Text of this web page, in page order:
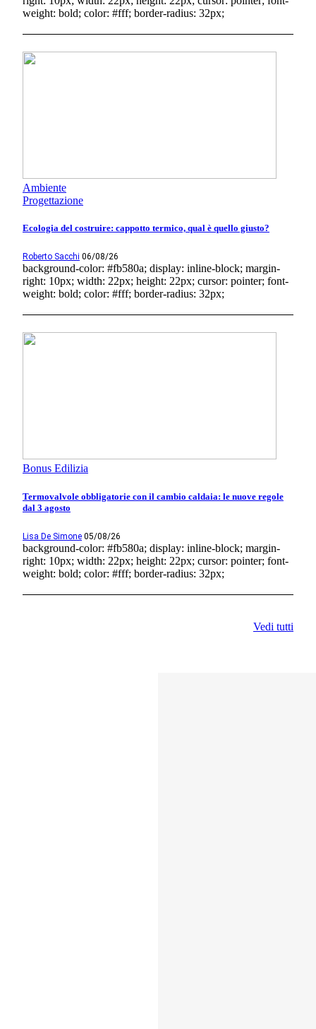
weight: bold; color: #fff; border-radius: 32px;
Ambiente
Progettazione
Ecologia del costruire: cappotto termico, qual è quello giusto?
Roberto Sacchi 06/08/26
background-color: #fb580a; display: inline-block; margin-
right: 10px; width: 22px; height: 22px; cursor: pointer; font-
weight: bold; color: #fff; border-radius: 32px;
Bonus Edilizia
Termovalvole obbligatorie con il cambio caldaia: le nuove regole
dal 3 agosto
Lisa De Simone 05/08/26
background-color: #fb580a; display: inline-block; margin-
right: 10px; width: 22px; height: 22px; cursor: pointer; font-
weight: bold; color: #fff; border-radius: 32px;
Vedi tutti